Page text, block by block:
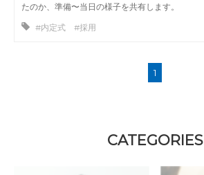
たのか、準備〜当日の様子を共有します。
#内定式 #採用
1
CATEGORIES